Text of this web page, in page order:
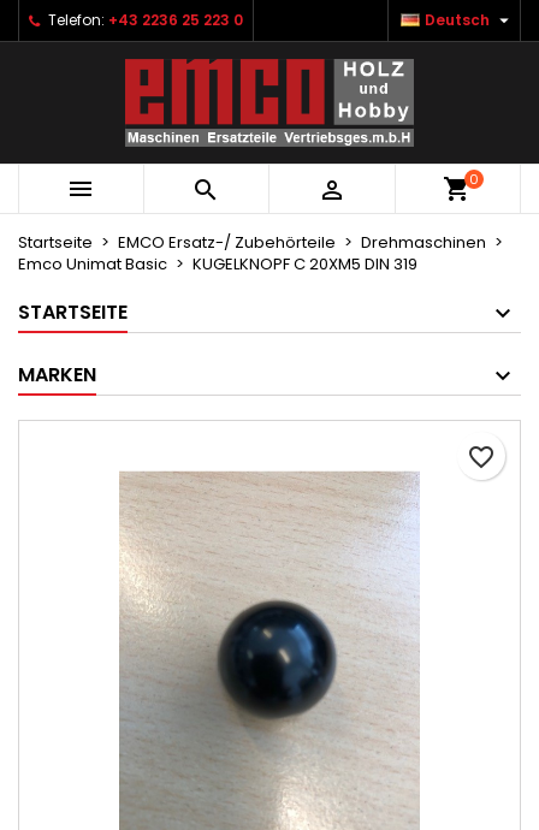
Telefon: +43 2236 25 223 0 Deutsch 
   0
Startseite EMCO Ersatz-/ Zubehörteile
Drehmaschinen
Emco Unimat Basic
KUGELKNOPF C 20XM5 DIN 319
STARTSEITE
MARKEN
favorite_border
Ihre Wunschlisten ×
Neue Liste anlegen
Wunschliste erstellen ×
Name der Wunschliste
Abbrechen Wunschliste erstellen
Anmelden ×
Sie müssen angemeldet sein, um Artikel Ihrer
Wunschliste hinzufügen zu können.
Abbrechen Anmelden